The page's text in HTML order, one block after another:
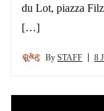
du Lot, piazza
[…]
By STAFF 8